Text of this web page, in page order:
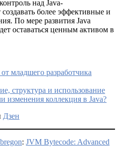
над Java-
более эффективные и
По мере развития Java
оставаться ценным активом в
младшего разработчика
структура и использование
изменения коллекция в Java?
Дзен
: JVM Bytecode: Advanced